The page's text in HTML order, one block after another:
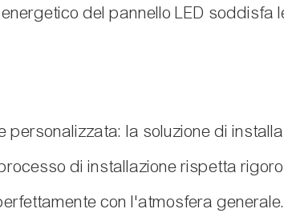
del pannello LED
personalizzata: la soluzione di
di installazione rispetta
con l'atmosfera generale.